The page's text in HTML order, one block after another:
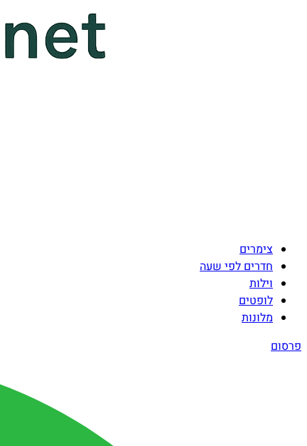
צימרים
חדרים לפי שעה
וילות
לופטים
מלונות
פרסום